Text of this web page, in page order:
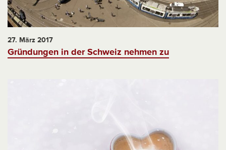
27. März 2017
Gründungen in der Schweiz nehmen zu